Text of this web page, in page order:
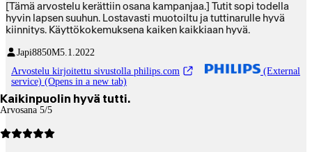
[Tämä arvostelu kerättiin osana kampanjaa.] Tutit sopi todella
hyvin lapsen suuhun. Lostavasti muotoiltu ja tuttinarulle hyvä
kiinnitys. Käyttökokemuksena kaiken kaikkiaan hyvä.
Japi8850M5.1.2022
Arvostelu kirjoitettu sivustolla philips.com
(External
service) (Opens in a new tab)
Kaikinpuolin hyvä tutti.
Arvosana 5/5